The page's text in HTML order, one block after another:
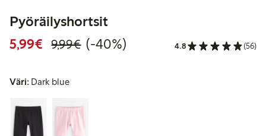
Pyöräilyshortsit
5,99€ Alennettu hinta: 5,99 €
9,99€Normaalihinta: 9,99 €
40% alennus
(-40%) 4.8 (56)
Väri: Dark blue